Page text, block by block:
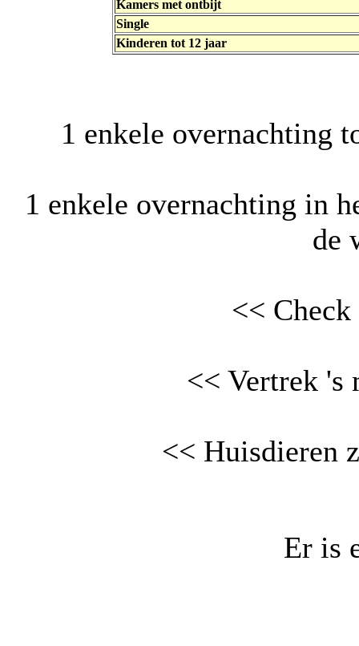
Kamers met ontbijt
Single
Kinderen tot 12 jaar
1 enkele overnachting
1 enkele overnachting in
de
<<
<< Vertrek 's
<< Huisdieren
Er is